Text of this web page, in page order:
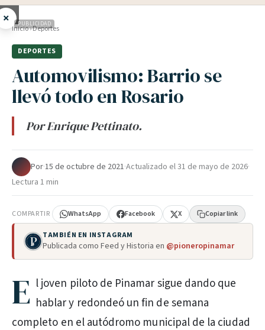
× PUBLICIDAD
Inicio›Deportes
DEPORTES
Automovilismo: Barrio se
llevó todo en Rosario
Por Enrique Pettinato.
Por·15 de octubre de 2021·Actualizado el31 de mayo de 2026·
Lectura 1 min
COMPARTIR WhatsApp Facebook X Copiar link
TAMBIÉN EN INSTAGRAM
Publicada como Feed y Historia en @pioneropinamar
E l joven piloto de Pinamar sigue dando que
hablar y redondeó un fin de semana
completo en el autódromo municipal de la ciudad